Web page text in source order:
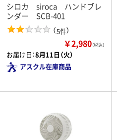
シロカ siroca ハンドブレ
ンダー SCB-401
（5件）
￥2,980（税込）
お届け日：8月11日（火）
アスクル在庫商品